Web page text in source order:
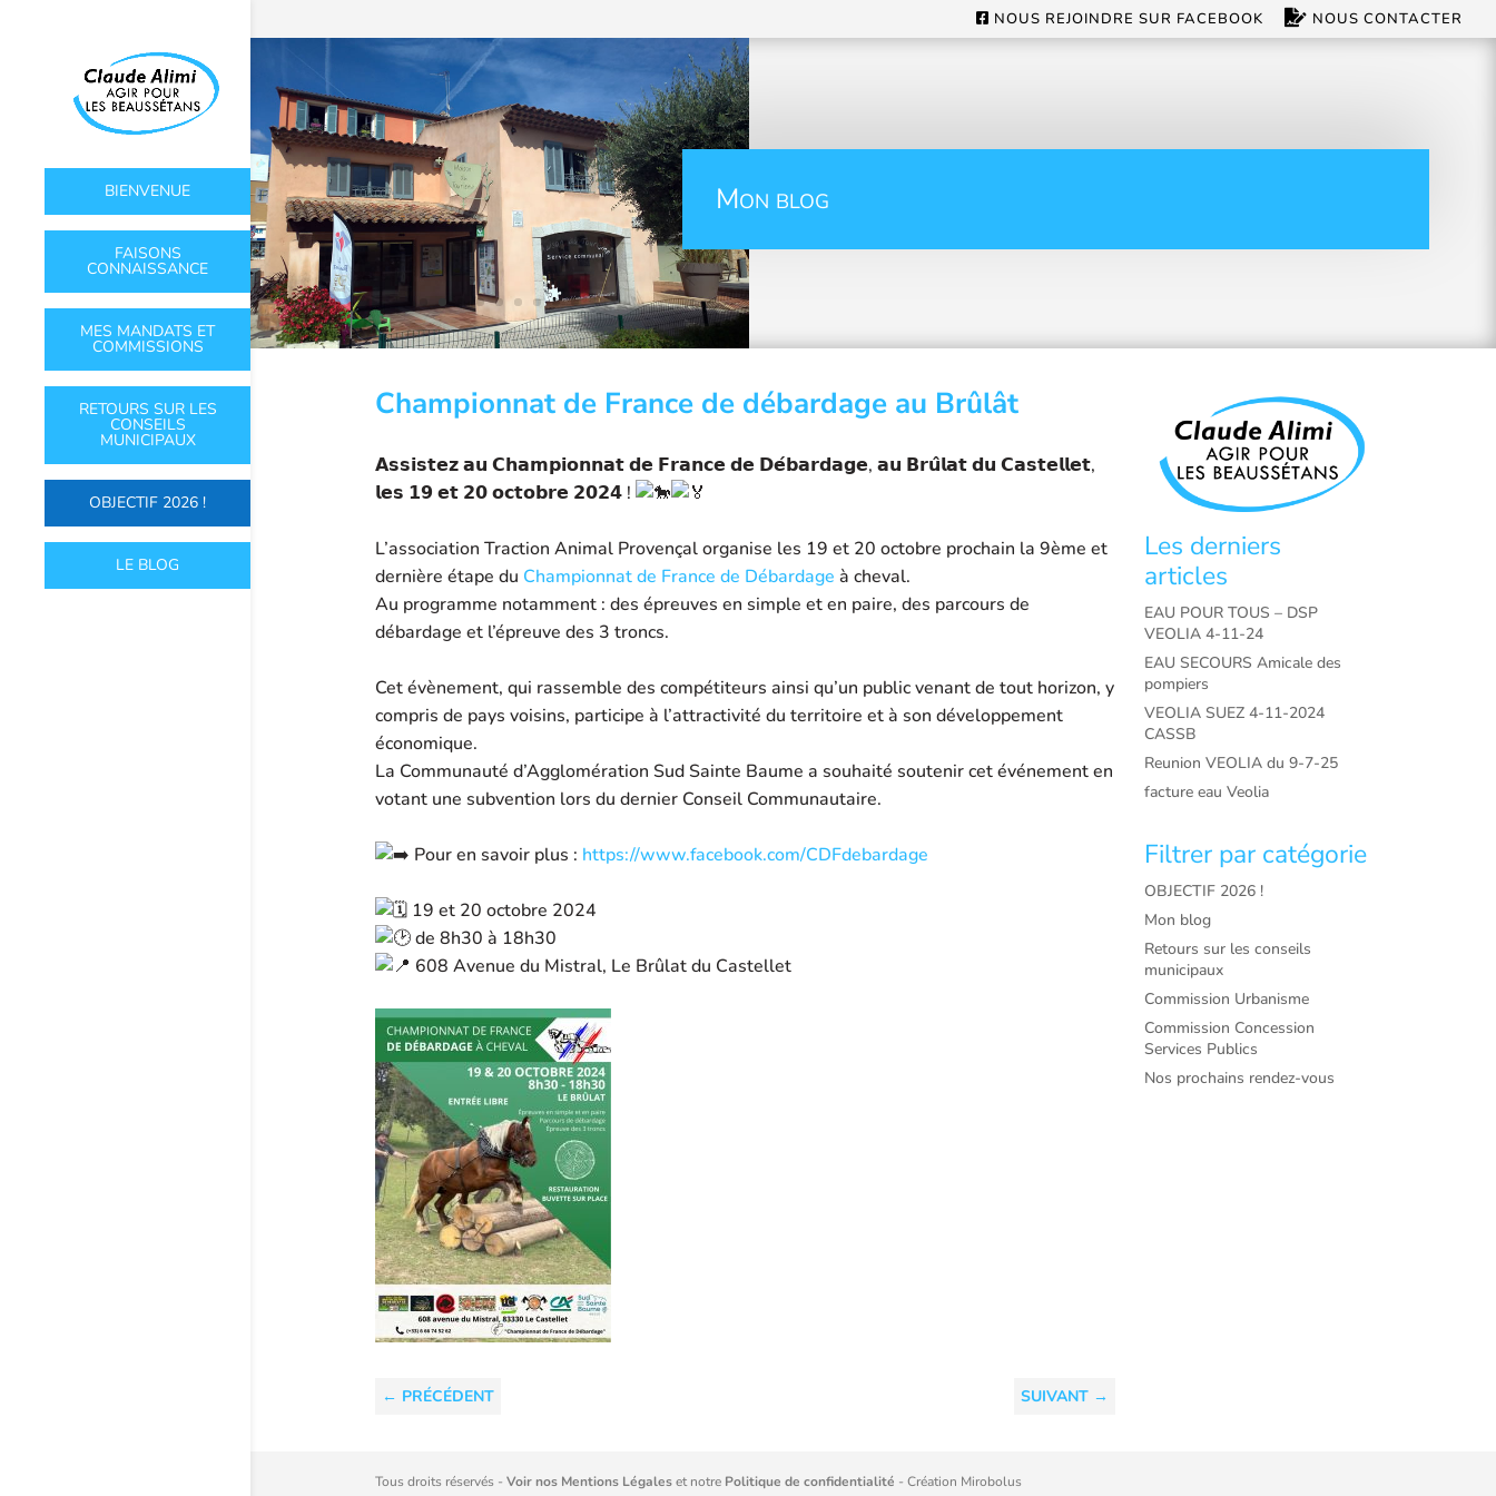
NOUS REJOINDRE SUR FACEBOOK NOUS CONTACTER
BIENVENUE
FAISONS
CONNAISSANCE
MES MANDATS ET
COMMISSIONS
RETOURS SUR LES
CONSEILS
MUNICIPAUX
OBJECTIF 2026 !
LE BLOG
Mon blog
Championnat de France de débardage au Brûlât
𝗔𝘀𝘀𝗶𝘀𝘁𝗲𝘇 𝗮𝘂 𝗖𝗵𝗮𝗺𝗽𝗶𝗼𝗻𝗻𝗮𝘁 𝗱𝗲 𝗙𝗿𝗮𝗻𝗰𝗲 𝗱𝗲 𝗗𝗲́𝗯𝗮𝗿𝗱𝗮𝗴𝗲, 𝗮𝘂 𝗕𝗿𝘂̂𝗹𝗮𝘁 𝗱𝘂 𝗖𝗮𝘀𝘁𝗲𝗹𝗹𝗲𝘁,
𝗹𝗲𝘀 𝟭𝟵 𝗲𝘁 𝟮𝟬 𝗼𝗰𝘁𝗼𝗯𝗿𝗲 𝟮𝟬𝟮𝟰 !
L’association Traction Animal Provençal organise les 19 et 20 octobre prochain la 9ème et
dernière étape du Championnat de France de Débardage à cheval.
Au programme notamment : des épreuves en simple et en paire, des parcours de
débardage et l’épreuve des 3 troncs.
Cet évènement, qui rassemble des compétiteurs ainsi qu’un public venant de tout horizon, y
compris de pays voisins, participe à l’attractivité du territoire et à son développement
économique.
La Communauté d’Agglomération Sud Sainte Baume a souhaité soutenir cet événement en
votant une subvention lors du dernier Conseil Communautaire.
Pour en savoir plus : https://www.facebook.com/CDFdebardage
19 et 20 octobre 2024
de 8h30 à 18h30
608 Avenue du Mistral, Le Brûlat du Castellet
← PRÉCÉDENT SUIVANT→
Les derniers
articles
EAU POUR TOUS – DSP
VEOLIA 4-11-24
EAU SECOURS Amicale des
pompiers
VEOLIA SUEZ 4-11-2024
CASSB
Reunion VEOLIA du 9-7-25
facture eau Veolia
Filtrer par catégorie
OBJECTIF 2026 !
Mon blog
Retours sur les conseils
municipaux
Commission Urbanisme
Commission Concession
Services Publics
Nos prochains rendez-vous
Tous droits réservés - Voir nos Mentions Légaleset notre Politique de confidentialité - Création Mirobolus